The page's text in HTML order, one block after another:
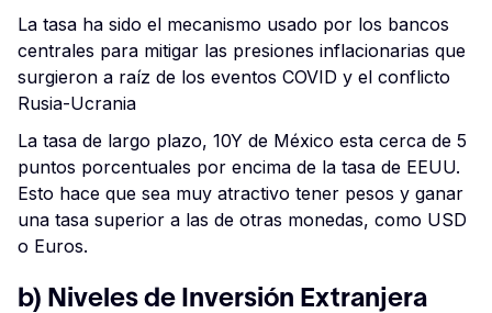
La tasa ha sido el mecanismo usado por los bancos
centrales para mitigar las presiones inflacionarias que
surgieron a raíz de los eventos COVID y el conflicto
Rusia-Ucrania
La tasa de largo plazo, 10Y de México esta cerca de 5
puntos porcentuales por encima de la tasa de EEUU.
Esto hace que sea muy atractivo tener pesos y ganar
una tasa superior a las de otras monedas, como USD
o Euros.
b) Niveles de Inversión Extranjera